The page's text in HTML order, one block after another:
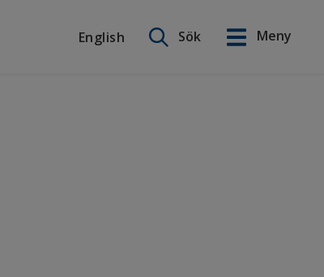
English
Sök
Meny
English